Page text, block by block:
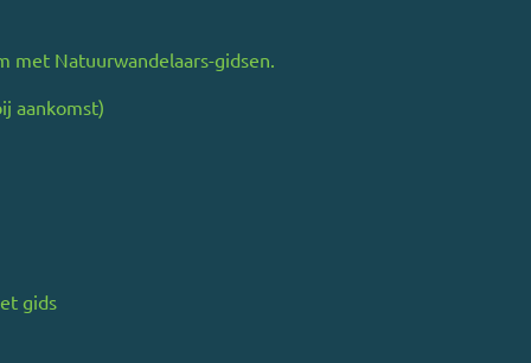
met Natuurwandelaars-gidsen.
aankomst)
gids